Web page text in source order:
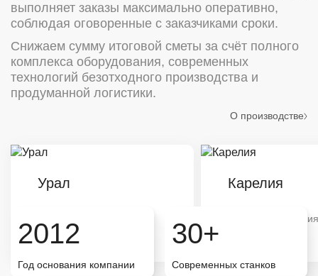
выполняет заказы максимально оперативно,
соблюдая оговоренные с заказчиками сроки.
Снижаем сумму итоговой сметы за счёт полного
комплекса оборудования, современных
технологий безотходного производства и
продуманной логистики.
О производстве
Урал
Большой объём
Карелия
Типовая продукция
2012
Год основания компании
30+
Современных станков